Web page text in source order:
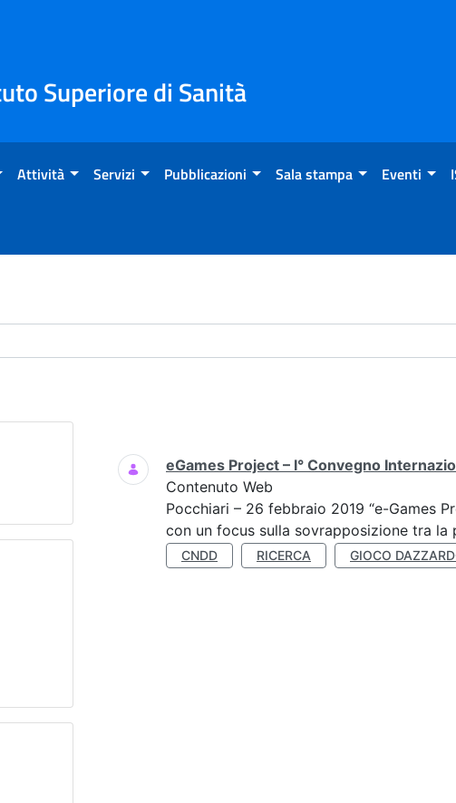
Superiore di Sanità
Attività Servizi Pubblicazioni Sala stampa Eventi
- Archivio
Ricerca
eGames Project – I° Convegno
Contenuto Web
Pocchiari – 26 febbraio 2019 “e-Games
con un focus sulla sovrapposizione tra la
CNDD RICERCA GIOCO